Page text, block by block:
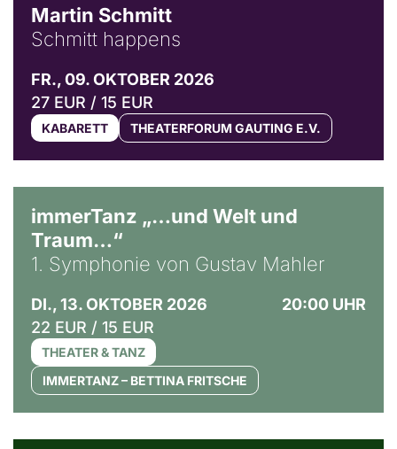
Martin Schmitt
Schmitt happens
FR., 09. OKTOBER 2026
27 EUR / 15 EUR
KABARETT THEATERFORUM GAUTING E.V.
immerTanz „…und Welt und
Traum…“
1. Symphonie von Gustav Mahler
DI., 13. OKTOBER 2026
20:00 UHR
22 EUR / 15 EUR
THEATER & TANZ
IMMERTANZ – BETTINA FRITSCHE